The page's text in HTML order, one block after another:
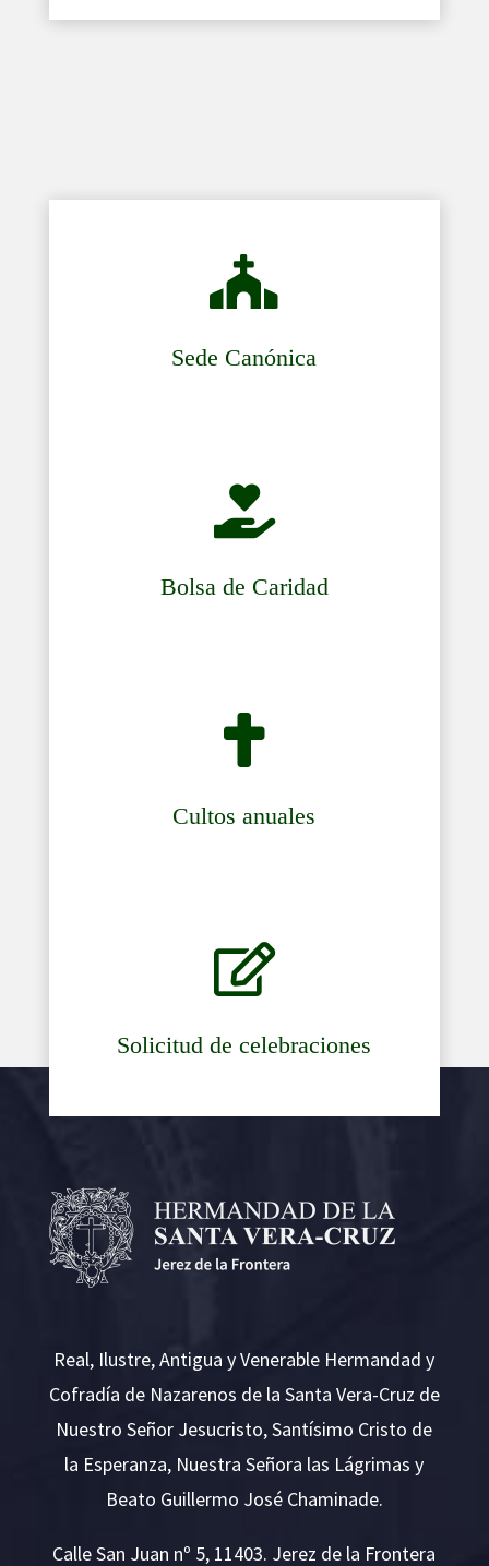

Sede Canónica

Bolsa de Caridad

Cultos anuales

Solicitud de celebraciones
Real, Ilustre, Antigua y Venerable Hermandad y
Cofradía de Nazarenos de la Santa Vera-Cruz de
Nuestro Señor Jesucristo, Santísimo Cristo de
la Esperanza, Nuestra Señora las Lágrimas y
Beato Guillermo José Chaminade.
Calle San Juan nº 5, 11403. Jerez de la Frontera